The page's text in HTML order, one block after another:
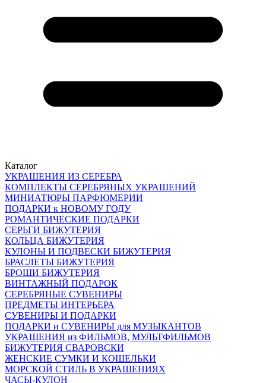
Каталог
УКРАШЕНИЯ ИЗ СЕРЕБРА
КОМПЛЕКТЫ СЕРЕБРЯНЫХ УКРАШЕНИЙ
МИНИАТЮРЫ ПАРФЮМЕРИИ
ПОДАРКИ к НОВОМУ ГОДУ
РОМАНТИЧЕСКИЕ ПОДАРКИ
СЕРЬГИ БИЖУТЕРИЯ
КОЛЬЦА БИЖУТЕРИЯ
КУЛОНЫ И ПОДВЕСКИ БИЖУТЕРИЯ
БРАСЛЕТЫ БИЖУТЕРИЯ
БРОШИ БИЖУТЕРИЯ
ВИНТАЖНЫЙ ПОДАРОК
СЕРЕБРЯНЫЕ СУВЕНИРЫ
ПРЕДМЕТЫ ИНТЕРЬЕРА
СУВЕНИРЫ И ПОДАРКИ
ПОДАРКИ и СУВЕНИРЫ для МУЗЫКАНТОВ
УКРАШЕНИЯ из ФИЛЬМОВ, МУЛЬТФИЛЬМОВ
БИЖУТЕРИЯ СВАРОВСКИ
ЖЕНСКИЕ СУМКИ И КОШЕЛЬКИ
МОРСКОЙ СТИЛЬ В УКРАШЕНИЯХ
ЧАСЫ-КУЛОН